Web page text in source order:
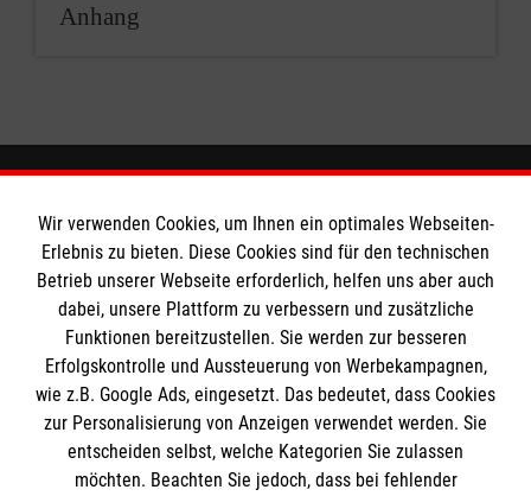
Anhang
Das Liebfrauengymnasium
Downloads
Ansprechpartner
Soziale Netzwerke
Soziale Netzwerke
Informationen
Wir verwenden Cookies, um Ihnen ein optimales Webseiten-
Erlebnis zu bieten. Diese Cookies sind für den technischen
Betrieb unserer Webseite erforderlich, helfen uns aber auch
dabei, unsere Plattform zu verbessern und zusätzliche
Funktionen bereitzustellen. Sie werden zur besseren
Erfolgskontrolle und Aussteuerung von Werbekampagnen,
wie z.B. Google Ads, eingesetzt. Das bedeutet, dass Cookies
zur Personalisierung von Anzeigen verwendet werden. Sie
entscheiden selbst, welche Kategorien Sie zulassen
möchten. Beachten Sie jedoch, dass bei fehlender